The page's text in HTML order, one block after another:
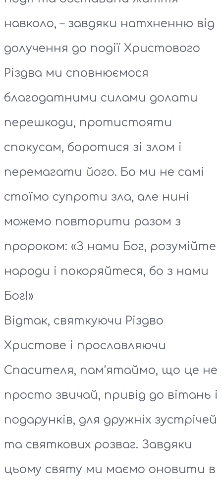
навколо, – завдяки натхненню від
долучення до події Христового
Різдва ми сповнюємося
благодатними силами долати
перешкоди, протистояти
спокусам, боротися зі злом і
перемагати його. Бо ми не самі
стоїмо супроти зла, але нині
можемо повторити разом з
пророком: «З нами Бог, розумійте
народи і покоряйтеся, бо з нами
Бог!»
Відтак, святкуючи Різдво
Христове і прославляючи
Спасителя, пам’ятаймо, що це не
просто звичай, привід до вітань і
подарунків, для дружніх зустрічей
та святкових розваг. Завдяки
цьому святу ми маємо оновити в